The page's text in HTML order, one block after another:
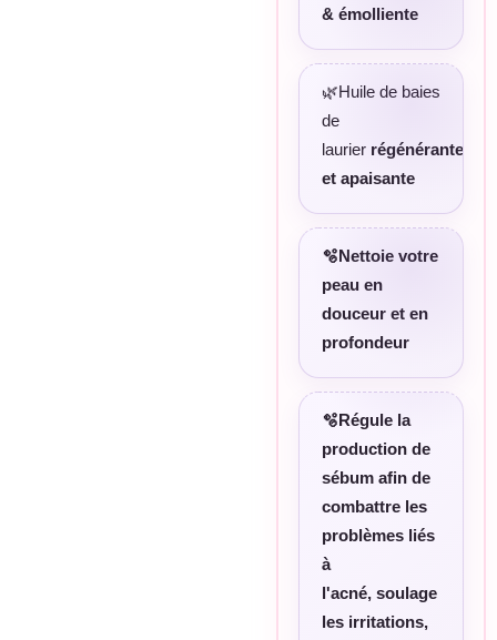
& émolliente
🌿Huile de baies
de
laurier régénérante
et apaisante
🫧Nettoie votre
peau en
douceur et en
profondeur
🫧Régule la
production de
sébum afin de
combattre les
problèmes liés
à
l'acné, soulage
les irritations,